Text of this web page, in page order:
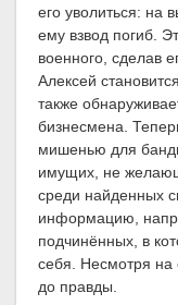
его уволиться: на
ему взвод погиб.
военного,
Алексей
также
бизнесмена.
мишенью для
имущих, не
среди найденных
информацию,
подчинённых, в
себя. Несмотря на
до правды.